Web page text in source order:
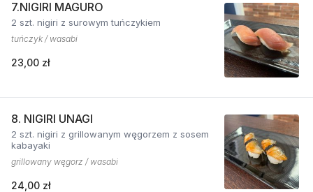
7.NIGIRI MAGURO
2 szt. nigiri z surowym tuńczykiem
tuńczyk / wasabi
23,00 zł
8. NIGIRI UNAGI
2 szt. nigiri z grillowanym węgorzem z sosem
kabayaki
grillowany węgorz / wasabi
24,00 zł